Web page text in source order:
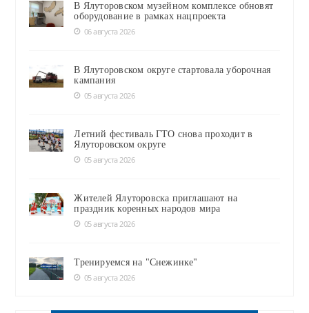
В Ялуторовском музейном комплексе обновят
оборудование в рамках нацпроекта
06 августа 2026
В Ялуторовском округе стартовала уборочная
кампания
05 августа 2026
Летний фестиваль ГТО снова проходит в
Ялуторовском округе
05 августа 2026
Жителей Ялуторовска приглашают на
праздник коренных народов мира
05 августа 2026
Тренируемся на "Снежинке"
05 августа 2026